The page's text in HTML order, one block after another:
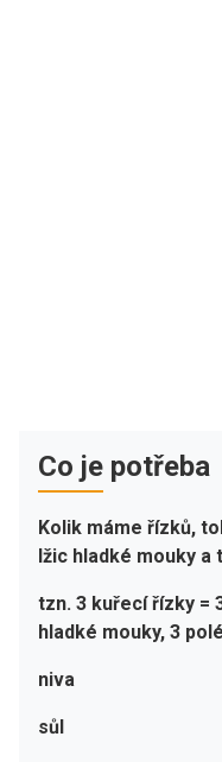
Co je potřeba
Kolik máme řízků,
lžic hladké mouky a
tzn. 3 kuřecí řízky =
hladké mouky, 3
niva
sůl